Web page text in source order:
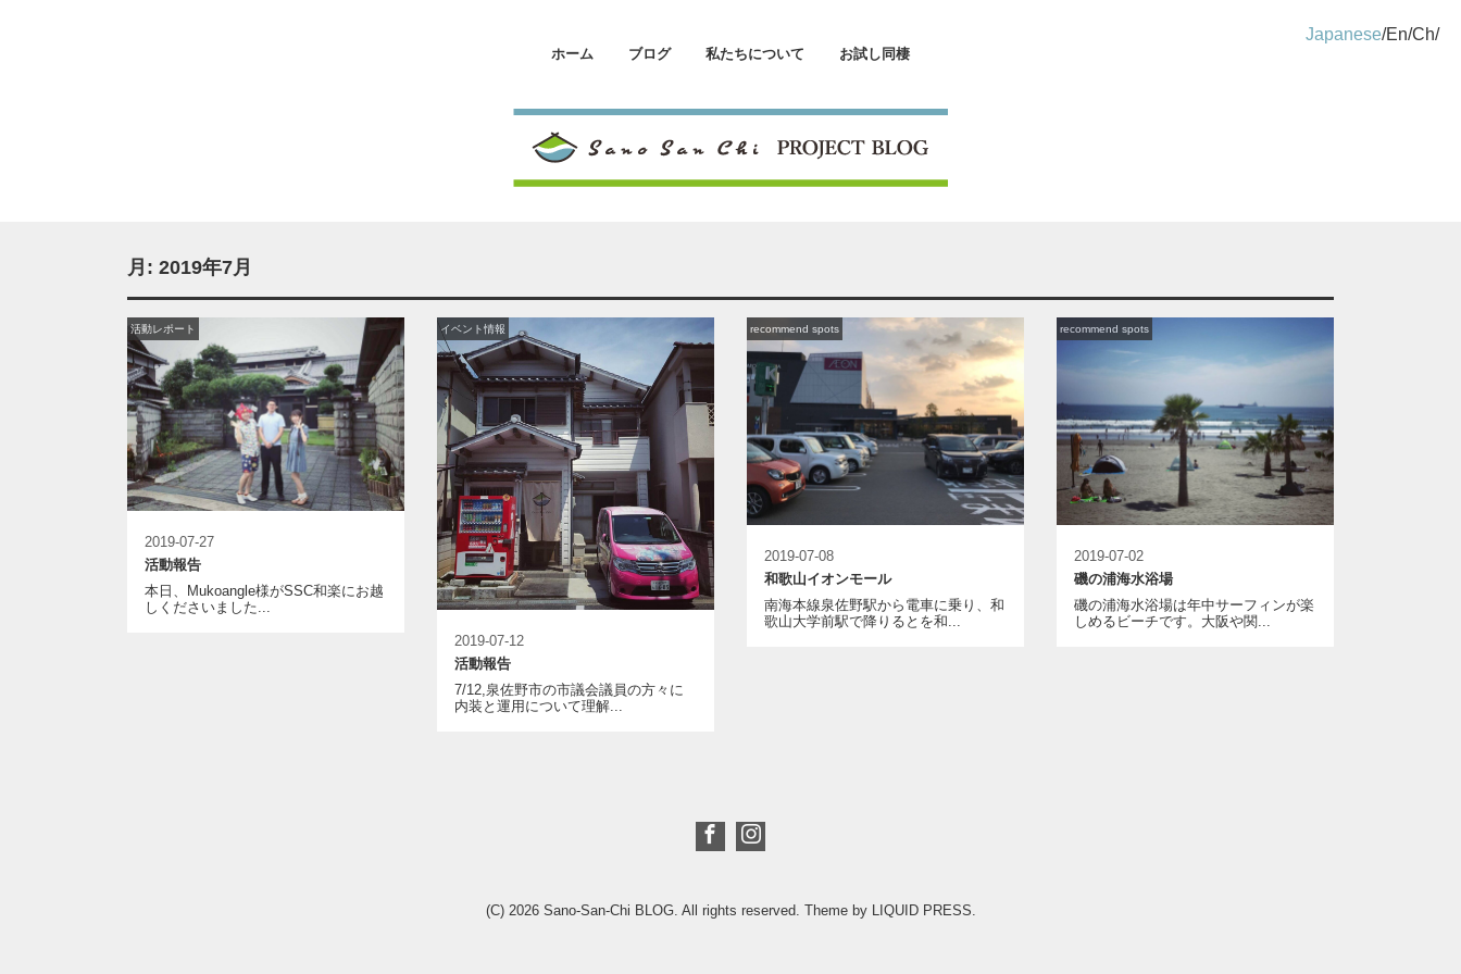
En
Japanese Ch
ホーム ブログ 私たちについて お試し同棲
月: 2019年7月
2019-07-27
活動レポート
活動報告
本日、Mukoangle様がSSC和楽にお越
しくださいました...
2019-07-12
イベント情報
活動報告
7/12,泉佐野市の市議会議員の方々に
内装と運用について理解...
2019-07-08
recommend spots
和歌山イオンモール
南海本線泉佐野駅から電車に乗り、和
歌山大学前駅で降りるとを和...
2019-07-02
recommend spots
磯の浦海水浴場
磯の浦海水浴場は年中サーフィンが楽
しめるビーチです。大阪や関...
(C) 2026 Sano-San-Chi BLOG. All rights reserved. Theme by LIQUID PRESS.